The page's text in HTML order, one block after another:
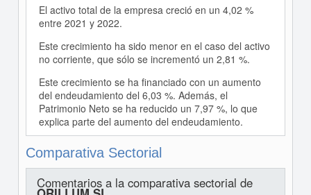
El activo total de la empresa creció en un 4,02 %
entre 2021 y 2022.
Este crecimiento ha sido menor en el caso del activo
no corriente, que sólo se incrementó un 2,81 %.
Este crecimiento se ha financiado con un aumento
del endeudamiento del 6,03 %. Además, el
Patrimonio Neto se ha reducido un 7,97 %, lo que
explica parte del aumento del endeudamiento.
Comparativa Sectorial
Comentarios a la comparativa sectorial de